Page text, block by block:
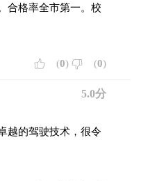
合格率全市第一。校
(0) (0)
5.0分
越的驾驶技术，很令